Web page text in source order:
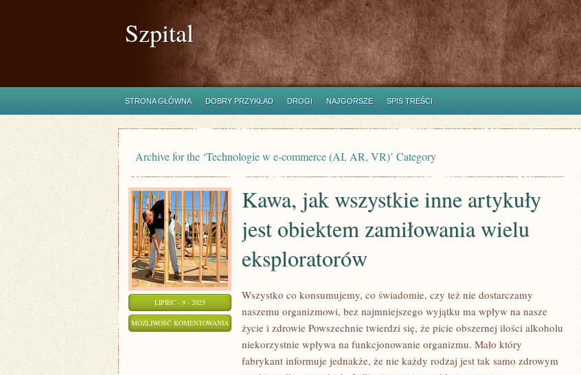
Szpital
STRONA GŁÓWNA DOBRY PRZYKŁAD DROGI NAJGORSZE SPIS TREŚCI
Archive for the ‘Technologie w e-commerce (AI, AR, VR)’ Category
LIPIEC - 9 - 2025
MOŻLIWOŚĆ KOMENTOWANIA
WSZYSTKIE
Kawa, jak wszystkie inne artykuły
jest obiektem zamiłowania wielu
eksploratorów
Wszystko co konsumujemy, co świadomie, czy też nie dostarczamy
naszemu organizmowi, bez najmniejszego wyjątku ma wpływ na nasze
życie i zdrowie Powszechnie twierdzi się, że picie obszernej ilości alkoholu
niekorzystnie wpływa na funkcjonowanie organizmu. Mało który
fabrykant informuje jednakże, że nie każdy rodzaj jest tak samo zdrowym